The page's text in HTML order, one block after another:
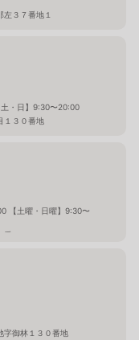
左３７番地１
土・日】9:30〜20:00
１３０番地
【土曜・日曜】9:30〜
番
字御林１３０番地